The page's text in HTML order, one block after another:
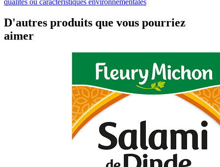
qualités ou caractéristiques environnementales
D'autres produits que vous pourriez
aimer